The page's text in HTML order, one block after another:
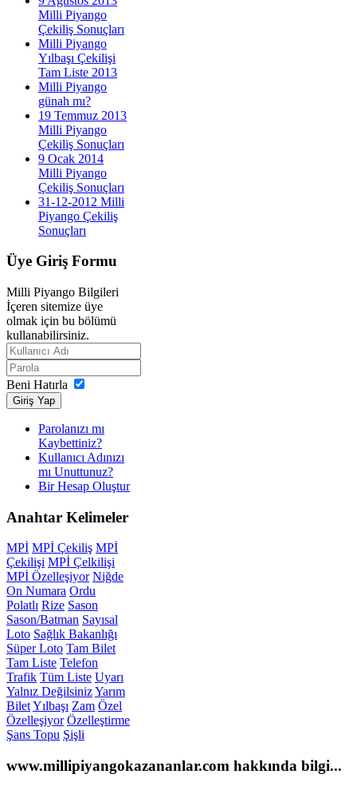
Milli Piyango
Çekiliş Sonuçları
Milli Piyango
Yılbaşı Çekilişi
Tam Liste 2013
Milli Piyango
günah mı?
19 Temmuz 2013
Milli Piyango
Çekiliş Sonuçları
9 Ocak 2014
Milli Piyango
Çekiliş Sonuçları
31-12-2012 Milli
Piyango Çekiliş
Sonuçları
Üye Giriş Formu
Milli Piyango Bilgileri
İçeren sitemize üye
olmak için bu bölümü
kullanabilirsiniz.
Beni Hatırla
Giriş Yap
Parolanızı mı
Kaybettiniz?
Kullanıcı Adınızı
mı Unuttunuz?
Bir Hesap Oluştur
Anahtar Kelimeler
MPİ MPİ Çekiliş MPİ
Çekilişi MPİ Çelkilişi
MPİ Özelleşiyor Niğde
On Numara Ordu
Polatlı Rize Sason
Sason/Batman Sayısal
Loto Sağlık Bakanlığı
Süper Loto Tam Bilet
Tam Liste Telefon
Trafik Tüm Liste Uyarı
Yalnız DeğilsinizYarım
BiletYılbaşı Zam Özel
Özelleşiyor Özelleştirme
Şans Topu Şişli
www.millipiyangokazananlar.com hakkında bilgi...